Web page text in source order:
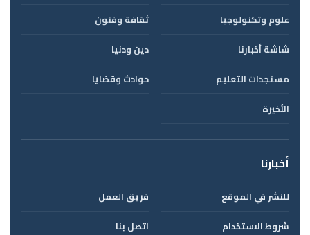
علوم وتكنولوجيا
ثقافة وفنون
شاشة أخبارنا
دين ودنيا
مستجدات التعليم
حوادث وقضايا
الأخيرة
أخبارنا
للنشر في الموقع
فريق العمل
شروط الاستخدام
اتصل بنا